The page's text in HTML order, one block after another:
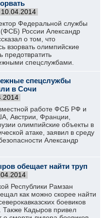
10.04.2014
Федеральной службы
(ФСБ) России Александр
о том, что
взорвать олимпийские
предотвратить
спецслужбами.
спецслужбы
в Сочи
работе ФСБ РФ и
Австрии, Франции,
олимпийские объекты в
атаке, заявил в среду
Александр
обещает найти труп
Республики Рамзан
как можно скорее найти
боевиков
Также Кадыров привел